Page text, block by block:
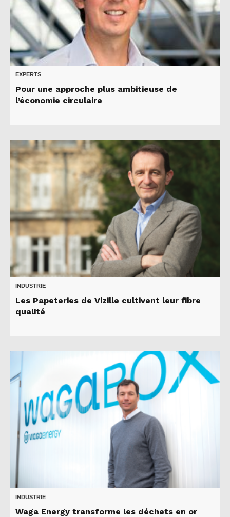
EXPERTS
Pour une approche plus ambitieuse de
l’économie circulaire
INDUSTRIE
Les Papeteries de Vizille cultivent leur fibre
qualité
INDUSTRIE
Waga Energy transforme les déchets en or